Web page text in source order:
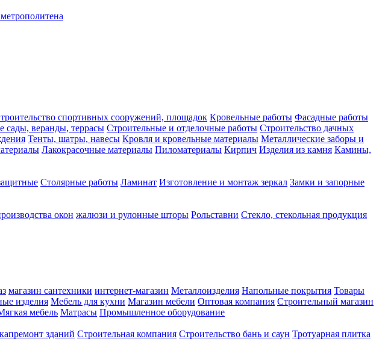
спортивных сооружений, площадок Кровельные работы Фасадные работы
сады, веранды, террасы Строительные и отделочные работы Строительство дачных
Тенты, шатры, навесы Кровля и кровельные материалы Металлические заборы и
Лакокрасочные материалы Пиломатериалы Кирпич Изделия из камня Камины,
Столярные работы Ламинат Изготовление и монтаж зеркал Замки и запорные
окон жалюзи и рулонные шторы Рольставни Стекло, стекольная продукция
магазин сантехники интернет-магазин Металлоизделия Напольные покрытия Товары
изделия Мебель для кухни Магазин мебели Оптовая компания Строительный магазин
мебель Матрасы Промышленное оборудование
зданий Строительная компания Строительство бань и саун Тротуарная плитка